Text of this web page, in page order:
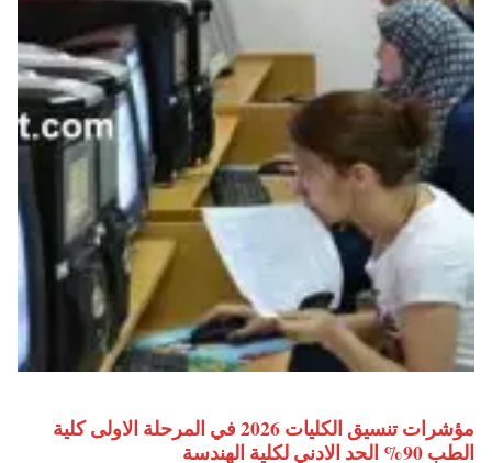
مؤشرات تنسيق الكليات 2026 في المرحلة الاولى كلية
الطب 90% الحد الادني لكلية الهندسة